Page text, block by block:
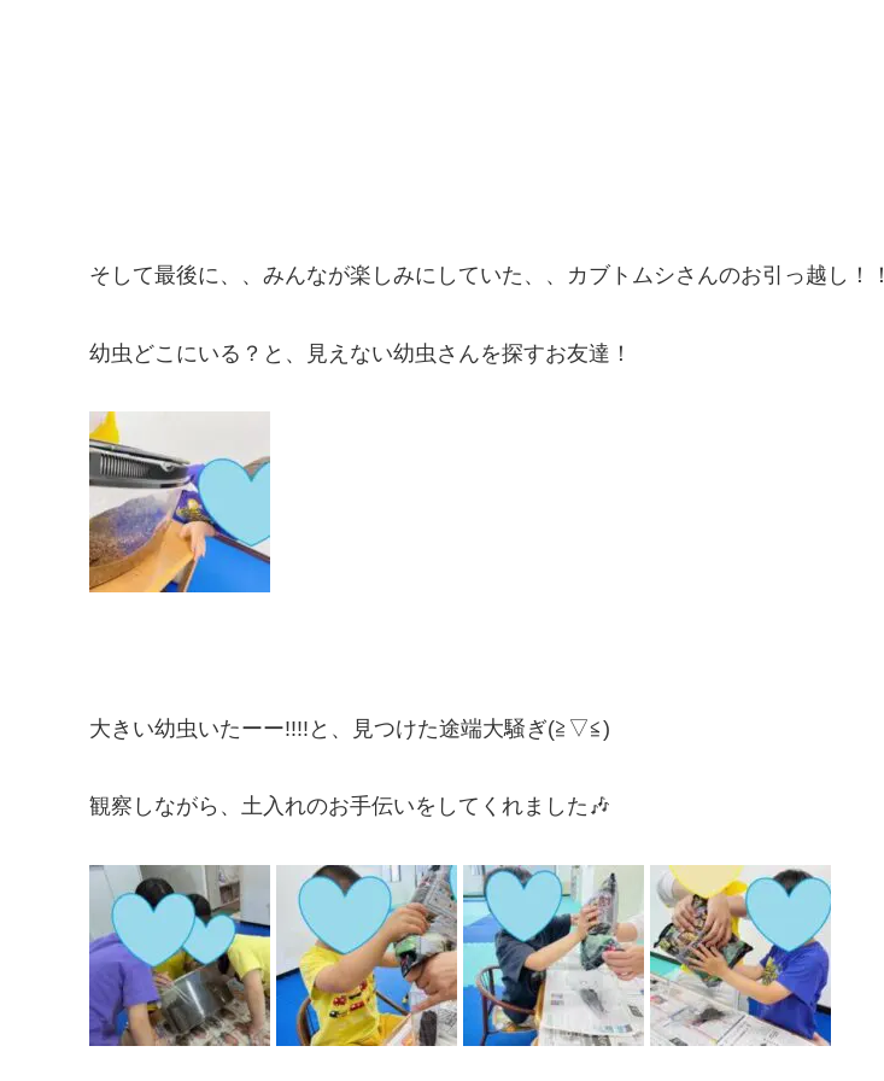
そして最後に、、みんなが楽しみにしていた、、カブトムシさんのお引っ越し！！
幼虫どこにいる？と、見えない幼虫さんを探すお友達！
大きい幼虫いたーー!!!!と、見つけた途端大騒ぎ(≧▽≦)
観察しながら、土入れのお手伝いをしてくれました🎶